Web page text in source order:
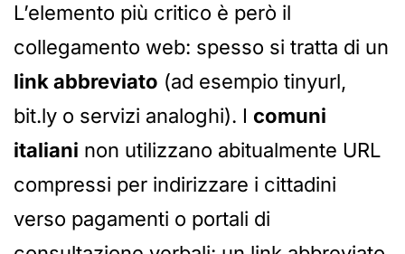
L’elemento più critico è però il
collegamento web: spesso si tratta di un
link abbreviato (ad esempio tinyurl,
bit.ly o servizi analoghi). I comuni
italiani non utilizzano abitualmente URL
compressi per indirizzare i cittadini
verso pagamenti o portali di